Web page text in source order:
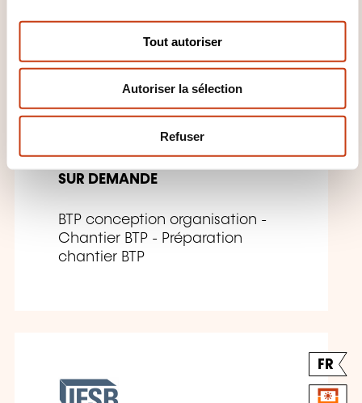
n
Tout autoriser
Autoriser la sélection
Refuser
ABC Étude de sol
SUR DEMANDE
BTP conception organisation -
Chantier BTP - Préparation
chantier BTP
FR